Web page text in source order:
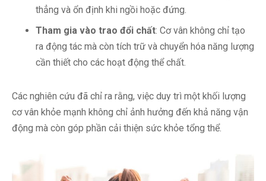
thẳng và ổn định khi ngồi hoặc đứng.
Tham gia vào trao đổi chất: Cơ vân không chỉ tạo
ra động tác mà còn tích trữ và chuyển hóa năng lượng
cần thiết cho các hoạt động thể chất.
Các nghiên cứu đã chỉ ra rằng, việc duy trì một khối lượng
cơ vân khỏe mạnh không chỉ ảnh hưởng đến khả năng vận
động mà còn góp phần cải thiện sức khỏe tổng thể.